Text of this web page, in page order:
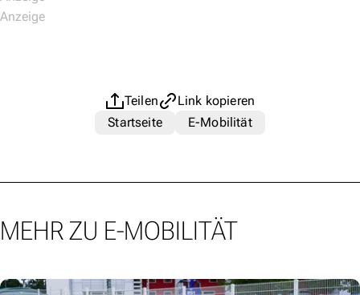
Teilen
Link kopieren
Startseite
E-Mobilität
MEHR ZU E-MOBILITÄT